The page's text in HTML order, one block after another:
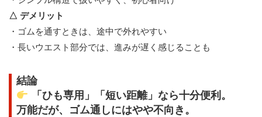
△ デメリット
・ゴムを通すときは、途中で外れやすい
・長いウエスト部分では、進みが遅く感じることも
結論
「ひも専用」「短い距離」なら十分便利。
万能だが、ゴム通しにはやや不向き。